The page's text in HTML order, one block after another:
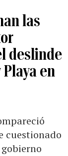
las
deslinde
en
cuestionado